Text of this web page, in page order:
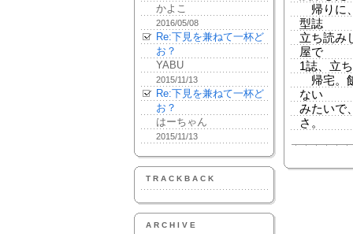
かよこ
2016/05/08
Re:下見を兼ねて一杯ど
お？
YABU
2015/11/13
Re:下見を兼ねて一杯ど
お？
はーちゃん
2015/11/13
TRACKBACK
ARCHIVE
帰りに
型誌
立ち読み
屋で
1誌、立
帰宅。
ない
みたいで
さ。